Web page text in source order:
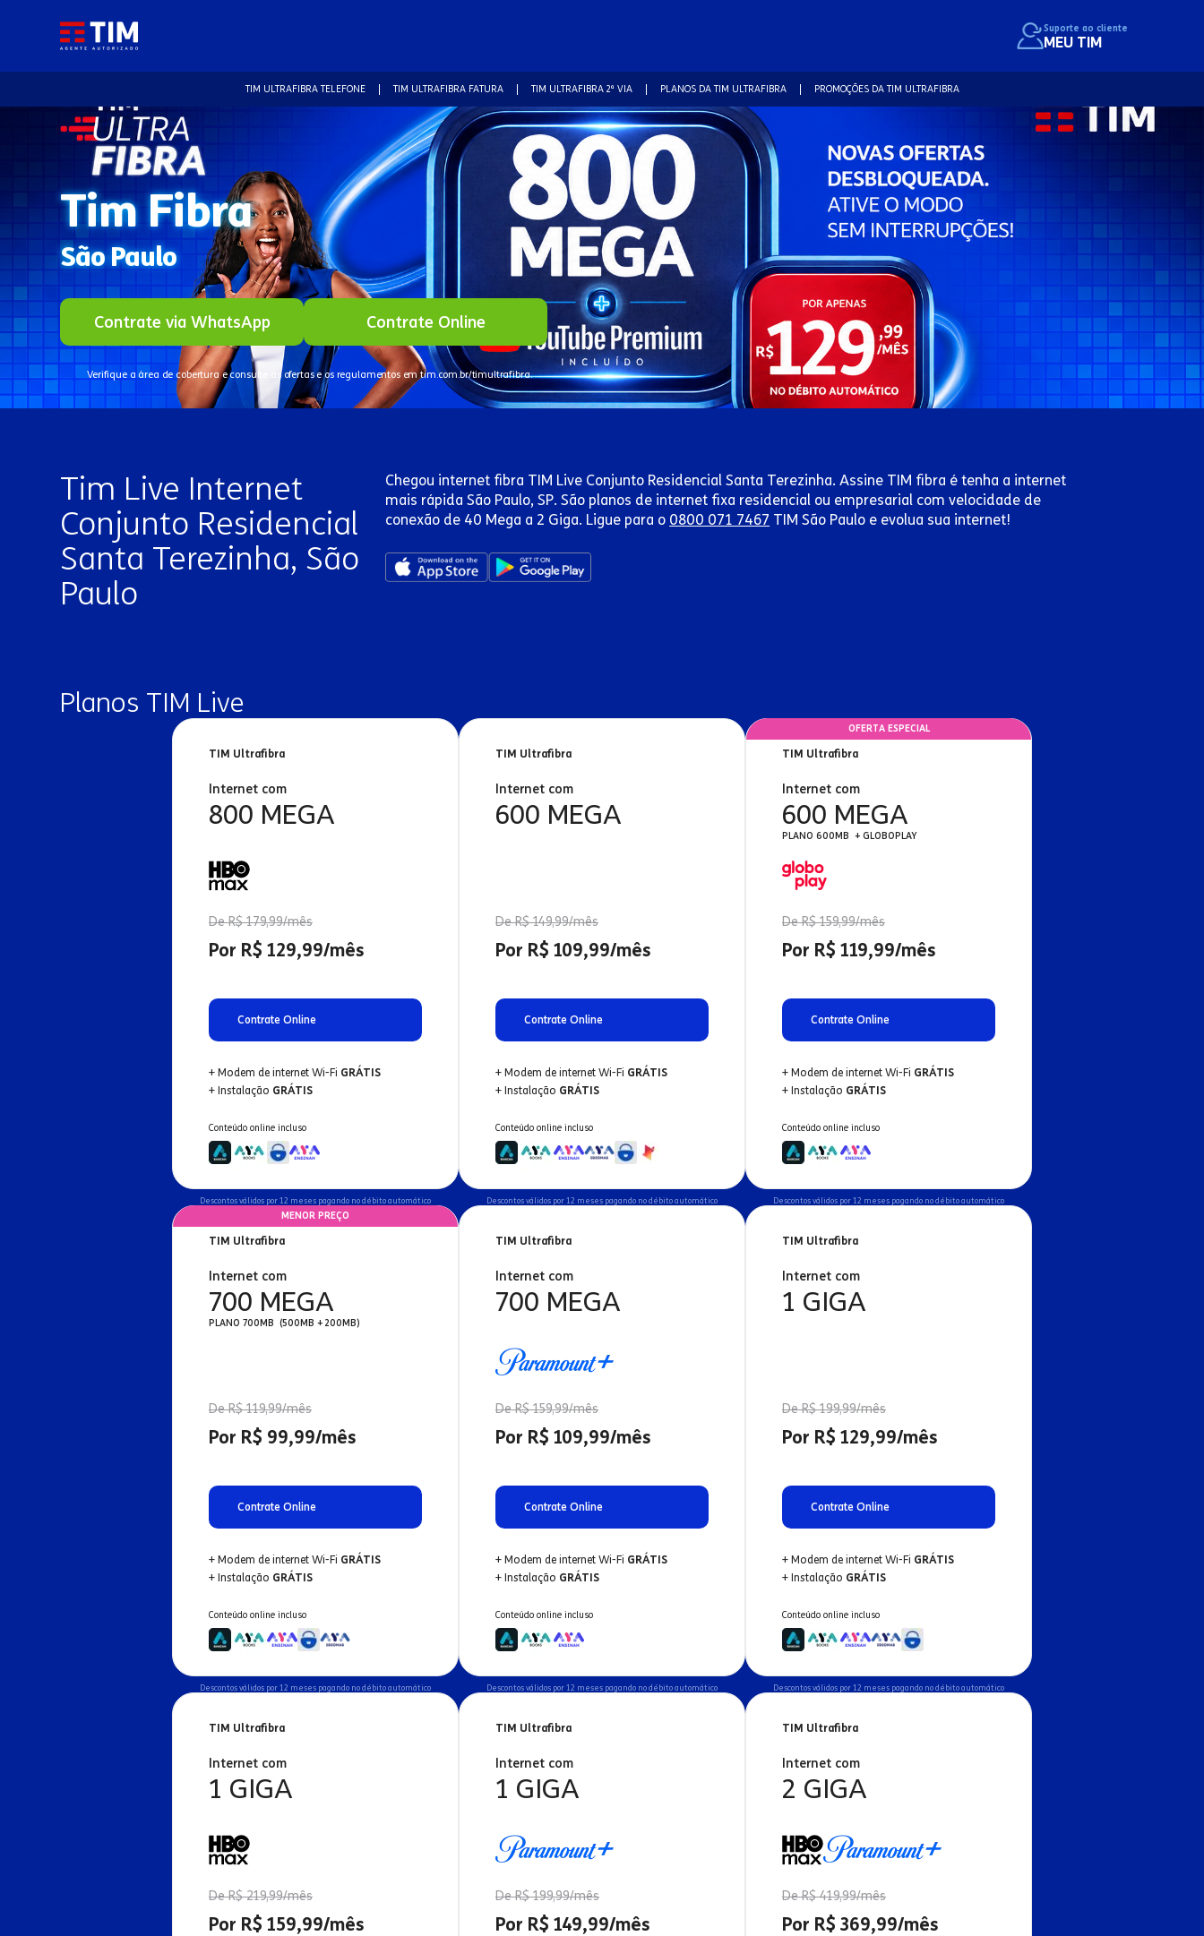
Suporte ao cliente
MEU TIM
TIM ULTRAFIBRA TELEFONE TIM ULTRAFIBRA FATURA TIM ULTRAFIBRA 2ª VIA PLANOS DA TIM ULTRAFIBRA PROMOÇÕES DA TIM ULTRAFIBRA
Tim Fibra
São Paulo
Contrate via WhatsApp Contrate Online
Verifique a área de cobertura e consulte as ofertas e os regulamentos em tim.com.br/timultrafibra.
Tim Live Internet
Conjunto Residencial
Santa Terezinha, São
Paulo
Chegou internet fibra TIM Live Conjunto Residencial Santa Terezinha. Assine TIM fibra é tenha a internet
mais rápida São Paulo, SP. São planos de internet fixa residencial ou empresarial com velocidade de
conexão de 40 Mega a 2 Giga. Ligue para o 0800 071 7467 TIM São Paulo e evolua sua internet!
Planos TIM Live
TIM Ultrafibra
Internet com
800 MEGA
De R$ 179,99/mês
Por R$ 129,99/mês
Contrate Online
+ Modem de internet Wi-Fi GRÁTIS
+ Instalação GRÁTIS
Conteúdo online incluso
Descontos válidos por 12 meses pagando no débito automático
TIM Ultrafibra
Internet com
600 MEGA
De R$ 149,99/mês
Por R$ 109,99/mês
Contrate Online
+ Modem de internet Wi-Fi GRÁTIS
+ Instalação GRÁTIS
Conteúdo online incluso
Descontos válidos por 12 meses pagando no débito automático
TIM Ultrafibra
Internet com
600 MEGA
PLANO 600MB + GLOBOPLAY
De R$ 159,99/mês
Por R$ 119,99/mês
Contrate Online
+ Modem de internet Wi-Fi GRÁTIS
+ Instalação GRÁTIS
Conteúdo online incluso
OFERTA ESPECIAL
Descontos válidos por 12 meses pagando no débito automático
TIM Ultrafibra
Internet com
700 MEGA
PLANO 700MB (500MB + 200MB)
De R$ 119,99/mês
Por R$ 99,99/mês
Contrate Online
+ Modem de internet Wi-Fi GRÁTIS
+ Instalação GRÁTIS
Conteúdo online incluso
MENOR PREÇO
Descontos válidos por 12 meses pagando no débito automático
TIM Ultrafibra
Internet com
700 MEGA
De R$ 159,99/mês
Por R$ 109,99/mês
Contrate Online
+ Modem de internet Wi-Fi GRÁTIS
+ Instalação GRÁTIS
Conteúdo online incluso
Descontos válidos por 12 meses pagando no débito automático
TIM Ultrafibra
Internet com
1 GIGA
De R$ 199,99/mês
Por R$ 129,99/mês
Contrate Online
+ Modem de internet Wi-Fi GRÁTIS
+ Instalação GRÁTIS
Conteúdo online incluso
Descontos válidos por 12 meses pagando no débito automático
TIM Ultrafibra
Internet com
1 GIGA
De R$ 219,99/mês
Por R$ 159,99/mês
TIM Ultrafibra
Internet com
1 GIGA
De R$ 199,99/mês
Por R$ 149,99/mês
TIM Ultrafibra
Internet com
2 GIGA
De R$ 419,99/mês
Por R$ 369,99/mês